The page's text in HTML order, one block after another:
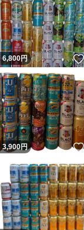
6,800円
3,900円